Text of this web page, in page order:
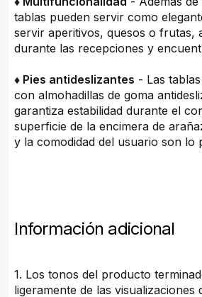
tablas pueden servir como
servir aperitivos, quesos o frutas,
durante las recepciones y
♦ Pies antideslizantes - Las
con almohadillas de goma
garantiza estabilidad durante el
superficie de la encimera de
y la comodidad del usuario son lo
Información adicional
1. Los tonos del producto
ligeramente de las visualizaciones